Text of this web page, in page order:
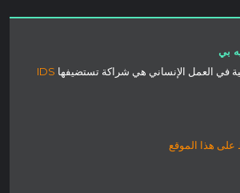
بي
في العمل الإنساني هي شراكة تستضيفها IDS
على هذا الموقع